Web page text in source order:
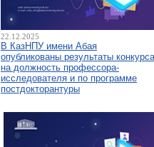
22.12.2025
В КазНПУ имени Абая
опубликованы результаты конкурса
на должность профессора-
исследователя и по программе
постдокторантуры